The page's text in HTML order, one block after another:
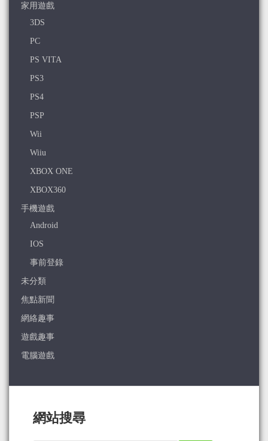
家用遊戲
3DS
PC
PS VITA
PS3
PS4
PSP
Wii
Wiiu
XBOX ONE
XBOX360
手機遊戲
Android
IOS
事前登錄
未分類
焦點新聞
網絡趣事
遊戲趣事
電腦遊戲
網站搜尋